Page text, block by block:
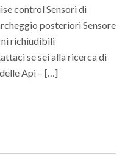
control Sensori di
posteriori Sensore
richiudibili
se sei alla ricerca di
Api – […]